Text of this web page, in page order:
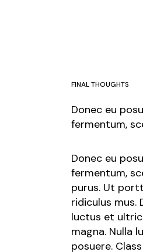
FINAL THOUGHTS
Donec eu
fermentum,
Donec eu
fermentum,
purus. Ut
ridiculus mus.
luctus et
magna. Nulla
posuere.